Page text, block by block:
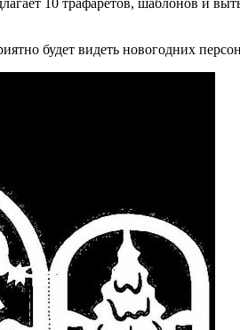
10 трафаретов, шаблонов и
будет видеть новогодних